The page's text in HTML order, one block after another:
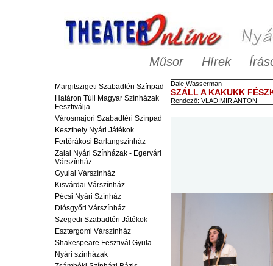
Műsor Hírek
Margitszigeti Szabadtéri Színpad
Határon Túli Magyar Színházak
Fesztiválja
Városmajori Szabadtéri Színpad
Keszthely Nyári Játékok
Fertőrákosi Barlangszínház
Zalai Nyári Színházak - Egervári
Várszínház
Gyulai Várszínház
Kisvárdai Várszínház
Pécsi Nyári Színház
Diósgyőri Várszínház
Szegedi Szabadtéri Játékok
Esztergomi Várszínház
Shakespeare Fesztivál Gyula
Nyári színházak
Dale Wasserman
SZÁLL A KAKUKK
Rendező: VLADIMIR ANTON